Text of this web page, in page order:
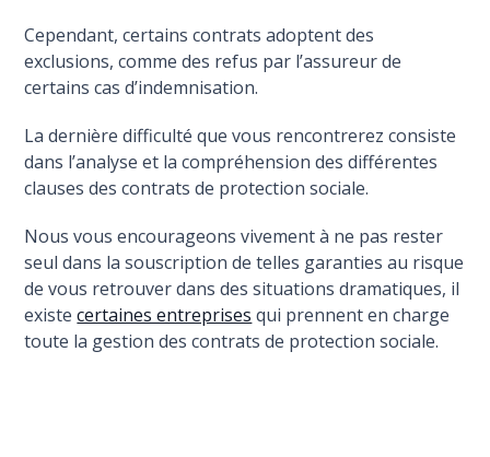
Cependant, certains contrats adoptent des
exclusions, comme des refus par l’assureur de
certains cas d’indemnisation.
La dernière difficulté que vous rencontrerez consiste
dans l’analyse et la compréhension des différentes
clauses des contrats de protection sociale.
Nous vous encourageons vivement à ne pas rester
seul dans la souscription de telles garanties au risque
de vous retrouver dans des situations dramatiques, il
existecertaines entreprises qui prennent en charge
toute la gestion des contrats de protection sociale.